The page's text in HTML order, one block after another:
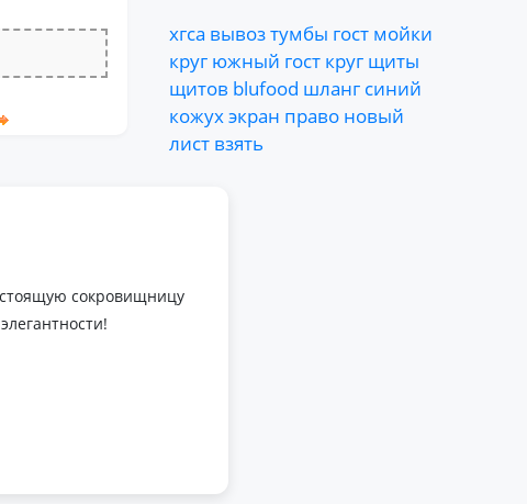
хгса вывозтумбы гост мойки
круг южный гост круг щиты
щитов blufood шланг синий
кожухэкран право новый
лист взять
сокровищницу